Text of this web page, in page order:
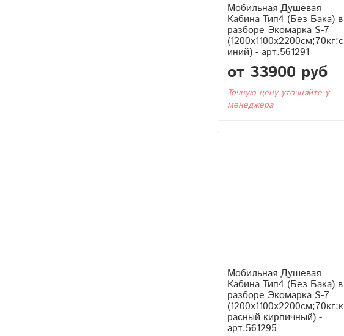
Мобильная Душевая
Кабина Тип4 (Без Бака) в
разборе Экомарка S-7
(1200x1100x2200см;70кг;с
иний) - арт.561291
от 33900 руб
Точную цену уточняйте у
менеджера
Мобильная Душевая
Кабина Тип4 (Без Бака) в
разборе Экомарка S-7
(1200x1100x2200см;70кг;к
расный кирпичный) -
арт.561295